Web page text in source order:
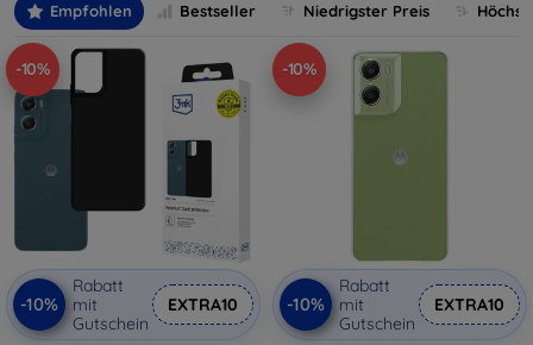
Empfohlen Bestseller Niedrigster Preis
-10%
-10%
Rabatt
mit
Gutschein
EXTRA10
-10%
-10%
Rabatt
mit
Gutschein
EXTRA10